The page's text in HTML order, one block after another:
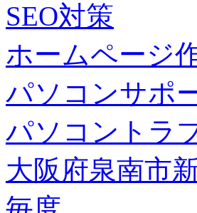
SEO対策
ホームページ
パソコンサポ
パソコントラ
大阪府泉南市